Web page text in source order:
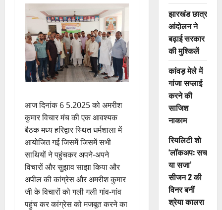
आज दिनांक 6 5.2025 को अमरीश
कुमार विचार मंच की एक आवश्यक
बैठक मध्य हरिद्वार स्थित धर्मशाला में
आयोजित गई जिसमें जिसमें सभी
साथियों ने पहुंचकर अपने-अपने
विचारों और सुझाव साझा किया और
अपील की कांग्रेस और अमरीश कुमार
जी के विचारों को गली गली गांव-गांव
पहुंच कर कांग्रेस को मजबूत करने का
झारखंड छात्र
आंदोलन ने
बढ़ाई सरकार
की मुश्किलें
कांवड़ मेले में
गांजा सप्लाई
करने की
साजिश
नाकाम
रियलिटी शो
‘लॉकअप: सच
या सजा’
सीजन 2 की
विनर बनीं
श्रेया कालरा